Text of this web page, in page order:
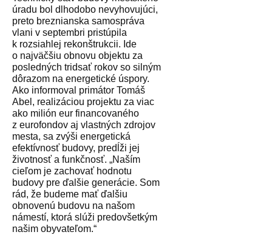
úradu bol dlhodobo nevyhovujúci,
preto breznianska samospráva
vlani v septembri pristúpila
k rozsiahlej rekonštrukcii. Ide
o najväčšiu obnovu objektu za
posledných tridsať rokov so silným
dôrazom na energetické úspory.
Ako informoval primátor Tomáš
Abel, realizáciou projektu za viac
ako milión eur financovaného
z eurofondov aj vlastných zdrojov
mesta, sa zvýši energetická
efektívnosť budovy, predĺži jej
životnosť a funkčnosť. „Naším
cieľom je zachovať hodnotu
budovy pre ďalšie generácie. Som
rád, že budeme mať ďalšiu
obnovenú budovu na našom
námestí, ktorá slúži predovšetkým
našim obyvateľom.“